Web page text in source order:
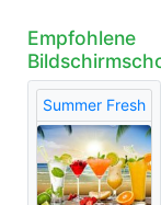
Empfohlene
Summer Fresh